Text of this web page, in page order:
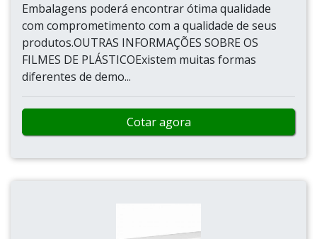
Embalagens poderá encontrar ótima qualidade
com comprometimento com a qualidade de seus
produtos.OUTRAS INFORMAÇÕES SOBRE OS
FILMES DE PLÁSTICOExistem muitas formas
diferentes de demo...
Cotar agora